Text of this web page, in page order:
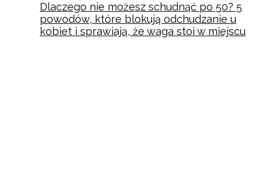
Dlaczego nie możesz schudnąć po 50? 5
powodów, które blokują odchudzanie u
kobiet i sprawiają, że waga stoi w miejscu